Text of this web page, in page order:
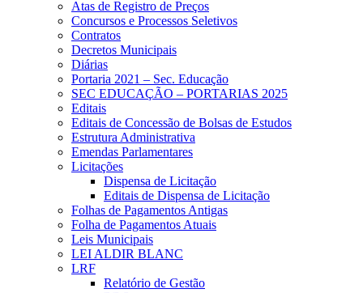
Atas de Registro de Preços
Concursos e Processos Seletivos
Contratos
Decretos Municipais
Diárias
Portaria 2021 – Sec. Educação
SEC EDUCAÇÃO – PORTARIAS 2025
Editais
Editais de Concessão de Bolsas de Estudos
Estrutura Administrativa
Emendas Parlamentares
Licitações
Dispensa de Licitação
Editais de Dispensa de Licitação
Folhas de Pagamentos Antigas
Folha de Pagamentos Atuais
Leis Municipais
LEI ALDIR BLANC
LRF
Relatório de Gestão